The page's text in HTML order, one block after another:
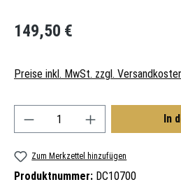
Regulärer Preis:
149,50 €
Preise inkl. MwSt. zzgl.
Produkt Anzahl: Gib den In
Zum Merkzettel hinzufügen
Produktnummer: DC10700